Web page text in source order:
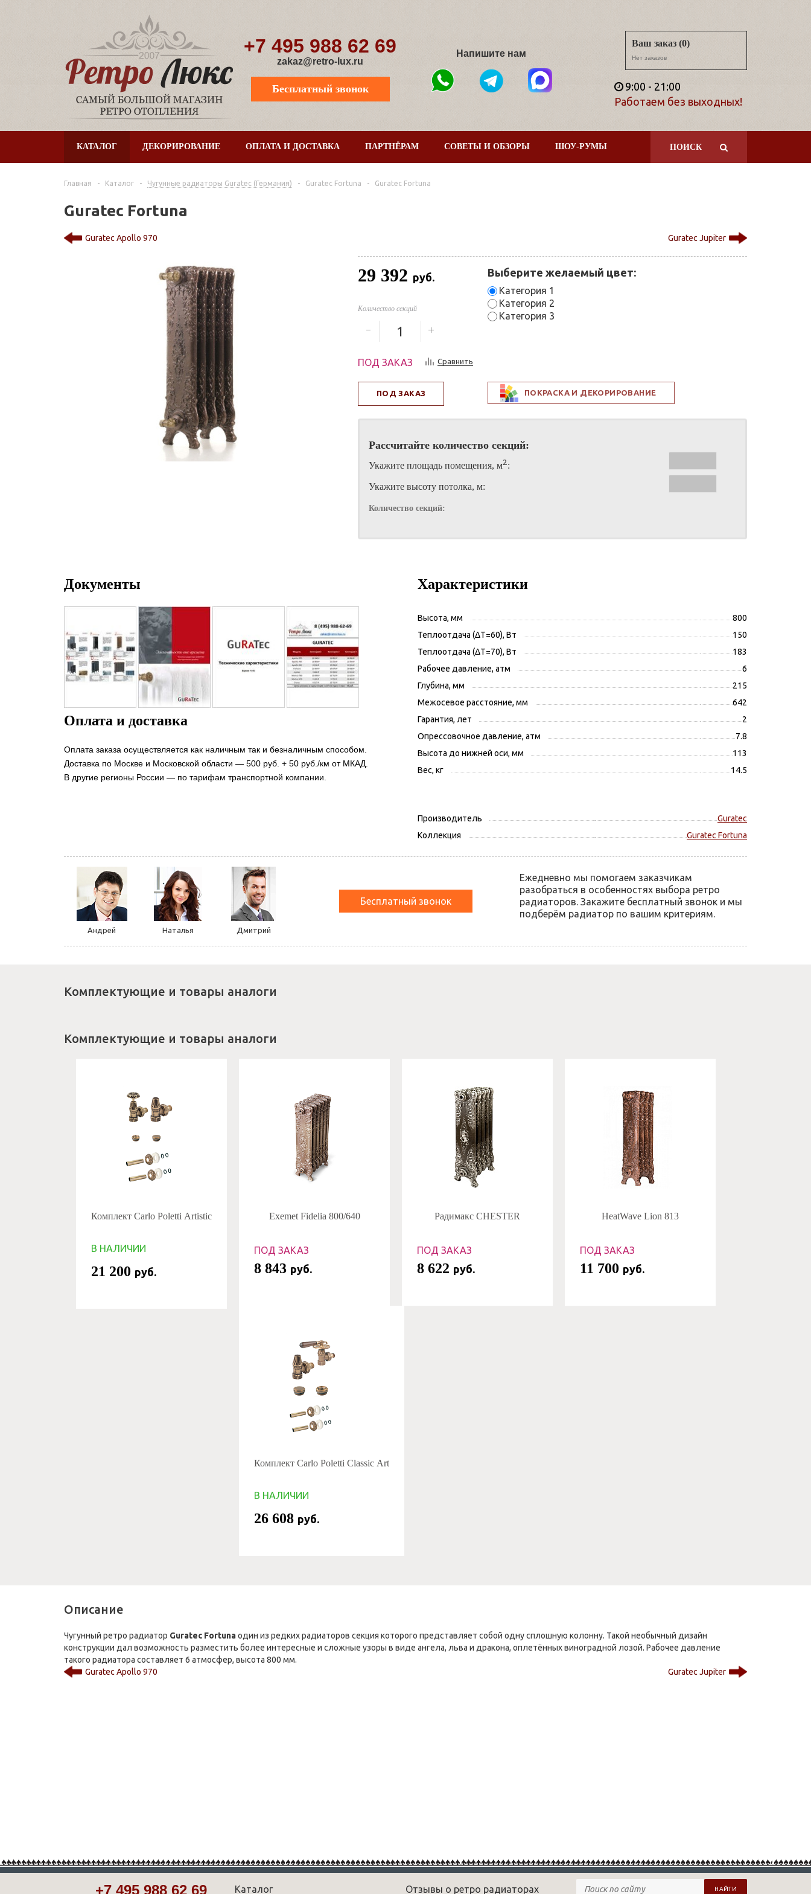
+7 495 988 62 69
zakaz@retro-lux.ru
Бесплатный звонок
Напишите нам
Ваш заказ (0)
Нет заказов
9:00 - 21:00
Работаем без выходных!
ПОИСК
КАТАЛОГ ДЕКОРИРОВАНИЕ ОПЛАТА И ДОСТАВКА ПАРТНЁРАМ СОВЕТЫ И ОБЗОРЫ ШОУ-РУМЫ
Главная - Каталог - Чугунные радиаторы Guratec (Германия) - Guratec Fortuna - Guratec Fortuna
Guratec Fortuna
Guratec Apollo 970 Guratec Jupiter
29 392 руб.
Количество секций
ПОД ЗАКАЗ Сравнить
Выберите желаемый цвет:
Категория 1
Категория 2
Категория 3
ПОД ЗАКАЗ ПОКРАСКА И ДЕКОРИРОВАНИЕ
Рассчитайте количество секций:
Укажите площадь помещения, м2:
Укажите высоту потолка, м:
Количество секций:
Документы
Оплата и доставка
Оплата заказа осуществляется как наличным так и безналичным способом.
Доставка по Москве и Московской области — 500 руб. + 50 руб./км от МКАД.
В другие регионы России — по тарифам транспортной компании.
Характеристики
Высота, мм
800
Теплоотдача (ΔT=60), Вт
150
Теплоотдача (ΔT=70), Вт
183
Рабочее давление, атм
6
Глубина, мм
215
Межосевое расстояние, мм
642
Гарантия, лет
2
Опрессовочное давление, атм
7.8
Высота до нижней оси, мм
113
Вес, кг
14.5
Производитель
Guratec
Коллекция
Guratec Fortuna
Андрей Наталья Дмитрий
Бесплатный звонок
Ежедневно мы помогаем заказчикам
разобраться в особенностях выбора ретро
радиаторов. Закажите бесплатный звонок и мы
подберём радиатор по вашим критериям.
Комплектующие и товары аналоги
Комплектующие и товары аналоги
Комплект Carlo Poletti Artistic
В НАЛИЧИИ
21 200 руб.
Exemet Fidelia 800/640
ПОД ЗАКАЗ
8 843 руб.
Радимакс CHESTER
ПОД ЗАКАЗ
8 622 руб.
HeatWave Lion 813
ПОД ЗАКАЗ
11 700 руб.
Комплект Carlo Poletti Classic Art
В НАЛИЧИИ
26 608 руб.
Описание
Чугунный ретро радиатор Guratec Fortunaодин из редких радиаторов секция которого представляет собой одну сплошную колонну. Такой необычный дизайн
конструкции дал возможность разместить более интересные и сложные узоры в виде ангела, льва и дракона, оплетённых виноградной лозой. Рабочее давление
такого радиатора составляет 6 атмосфер, высота 800 мм.
Guratec Apollo 970
Guratec Jupiter
+7 495 988 62 69 Каталог Отзывы о ретро радиаторах НАЙТИ